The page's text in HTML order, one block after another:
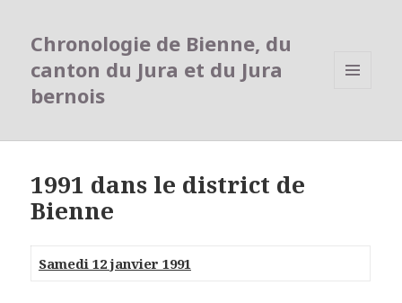
Chronologie de Bienne, du
canton du Jura et du Jura
bernois
1991 dans le district de
Bienne
Samedi 12 janvier 1991